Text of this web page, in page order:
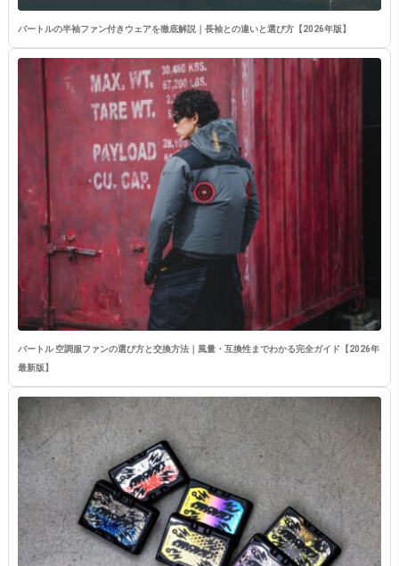
バートルの半袖ファン付きウェアを徹底解説｜長袖との違いと選び方【2026年版】
バートル 空調服ファンの選び方と交換方法｜風量・互換性までわかる完全ガイド【2026年
最新版】